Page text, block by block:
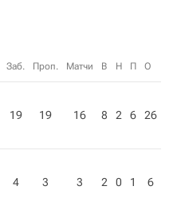
Заб. Проп. Матчи В Н П О
19 19 16 8 2 6 26
4 3 3 2 0 1 6